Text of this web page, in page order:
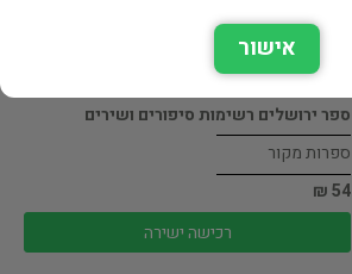
ספר ירושלים רשימות סיפורים ושירים
ספרות מקור
54 ₪
רכישה ישירה
אישור